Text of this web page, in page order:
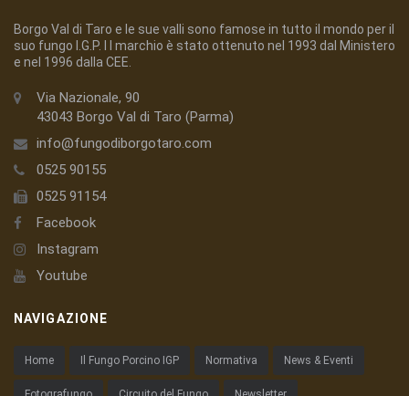
Borgo Val di Taro e le sue valli sono famose in tutto il mondo per il
suo fungo I.G.P. I l marchio è stato ottenuto nel 1993 dal Ministero
e nel 1996 dalla CEE.
Via Nazionale, 90
43043 Borgo Val di Taro (Parma)
info@fungodiborgotaro.com
0525 90155
0525 91154
Facebook
Instagram
Youtube
NAVIGAZIONE
Home Il Fungo Porcino IGP Normativa News & Eventi